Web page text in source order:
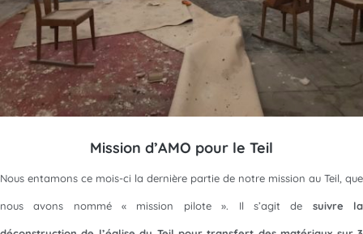
Mission d’AMO pour le Teil
Nous entamons ce mois-ci la dernière partie de notre mission au Teil, que
nous avons nommé « mission pilote ». Il s’agit de suivre la